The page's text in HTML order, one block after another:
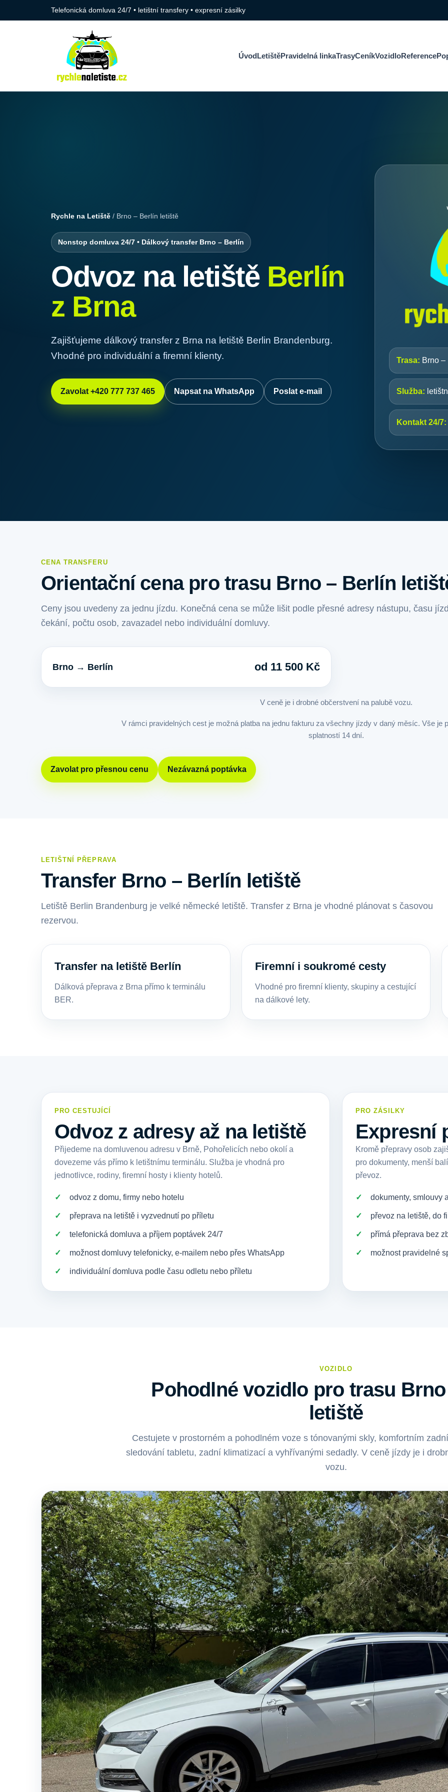
Telefonická domluva 24/7 • letištní transfery • expresní zásilky
ÚvodLetištěPravidelná linkaTrasyCeníkVozidloReference
Rychle na Letiště / Brno – Berlín letiště
Nonstop domluva 24/7 • Dálkový transfer Brno – Berlín
Odvoz na letiště Berlín
z Brna
Zajišťujeme dálkový transfer z Brna na letiště Berlin Brandenburg.
Vhodné pro individuální a firemní klienty.
Zavolat +420 777 737 465 Napsat na WhatsApp Poslat e-mail
Trasa: Brno
Služba:
Kontakt 24/7:
CENA TRANSFERU
Orientační cena pro trasu Brno – Berlín
Ceny jsou uvedeny za jednu jízdu. Konečná cena se může lišit podle přesné adresy nástupu, času
čekání, počtu osob, zavazadel nebo individuální domluvy.
Brno → Berlín od 11 500 Kč
V ceně je i drobné občerstvení na palubě vozu.
V rámci pravidelných cest je možná platba na jednu fakturu za všechny jízdy v daný měsíc. Vše je
splatností 14 dní.
Zavolat pro přesnou cenu Nezávazná poptávka
LETIŠTNÍ PŘEPRAVA
Transfer Brno – Berlín letiště
Letiště Berlin Brandenburg je velké německé letiště. Transfer z Brna je vhodné plánovat s časovou
rezervou.
Transfer na letiště Berlín
Dálková přeprava z Brna přímo k terminálu
BER.
Firemní i soukromé cesty
Vhodné pro firemní klienty, skupiny a cestující
na dálkové lety.
PRO CESTUJÍCÍ
Odvoz z adresy až na letiště
Přijedeme na domluvenou adresu v Brně, Pohořelicích nebo okolí a
dovezeme vás přímo k letištnímu terminálu. Služba je vhodná pro
jednotlivce, rodiny, firemní hosty i klienty hotelů.
odvoz z domu, firmy nebo hotelu
přeprava na letiště i vyzvednutí po příletu
telefonická domluva a příjem poptávek 24/7
možnost domluvy telefonicky, e-mailem nebo přes WhatsApp
individuální domluva podle času odletu nebo příletu
PRO ZÁSILKY
Expresní
Kromě přepravy osob
pro dokumenty, menší
převoz.
dokumenty, smlouvy
převoz na letiště, do
přímá přeprava bez
možnost pravidelné
VOZIDLO
Pohodlné vozidlo pro trasu
letiště
Cestujete v prostorném a pohodlném voze s tónovanými skly, komfortním
sledování tabletu, zadní klimatizací a vyhřívanými sedadly. V ceně jízdy je i
vozu.